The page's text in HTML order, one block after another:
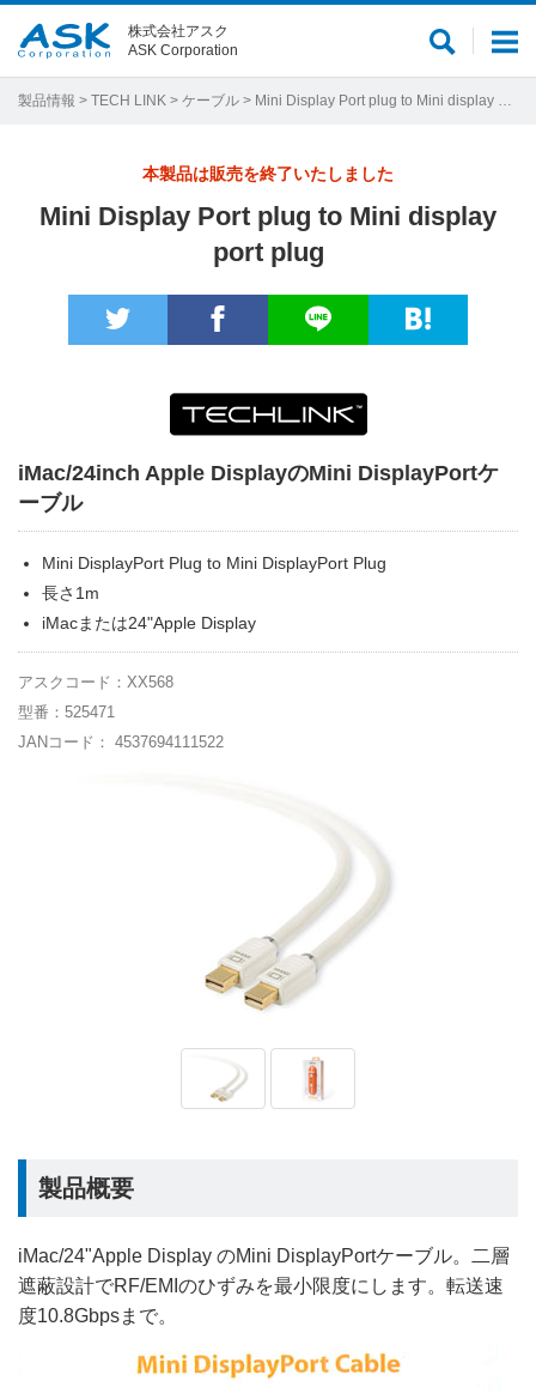
メ
ュ
サ
ト
株式会社アスク
ASK Corporation
製品情報 > TECH LINK > ケーブル > Mini Display Port plug to Mini display port plug
本製品は販売を終了いたしました
Mini Display Port plug to Mini display
port plug
iMac/24inch Apple DisplayのMini DisplayPortケ
ーブル
Mini DisplayPort Plug to Mini DisplayPort Plug
長さ1m
iMacまたは24"Apple Display
アスクコード：XX568
型番：525471
JANコード： 4537694111522
製品概要
iMac/24"Apple Display のMini DisplayPortケーブル。二層
遮蔽設計でRF/EMIのひずみを最小限度にします。転送速
度10.8Gbpsまで。